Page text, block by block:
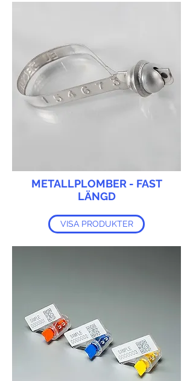
METALLPLOMBER - FAST
LÄNGD
VISA PRODUKTER